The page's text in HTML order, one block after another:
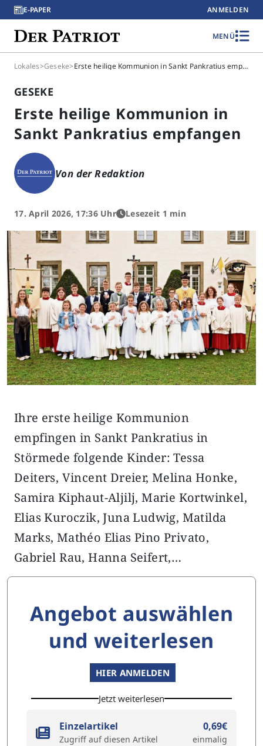
E-PAPER ANMELDEN
MENÜ
Lokales>Geseke> Erste heilige Kommunion in Sankt Pankratius empfangen
GESEKE
Erste heilige Kommunion in
Sankt Pankratius empfangen
Von der Redaktion
17. April 2026, 17:36 Uhr Lesezeit 1 min
Ihre erste heilige Kommunion
empfingen in Sankt Pankratius in
Störmede folgende Kinder: Tessa
Deiters, Vincent Dreier, Melina Honke,
Samira Kiphaut-Aljilj, Marie Kortwinkel,
Elias Kuroczik, Juna Ludwig, Matilda
Marks, Mathéo Elias Pino Privato,
Gabriel Rau, Hanna Seifert,…
Angebot auswählen
und weiterlesen
HIER ANMELDEN
Jetzt weiterlesen
Einzelartikel
Zugriff auf diesen Artikel
0,69€
einmalig